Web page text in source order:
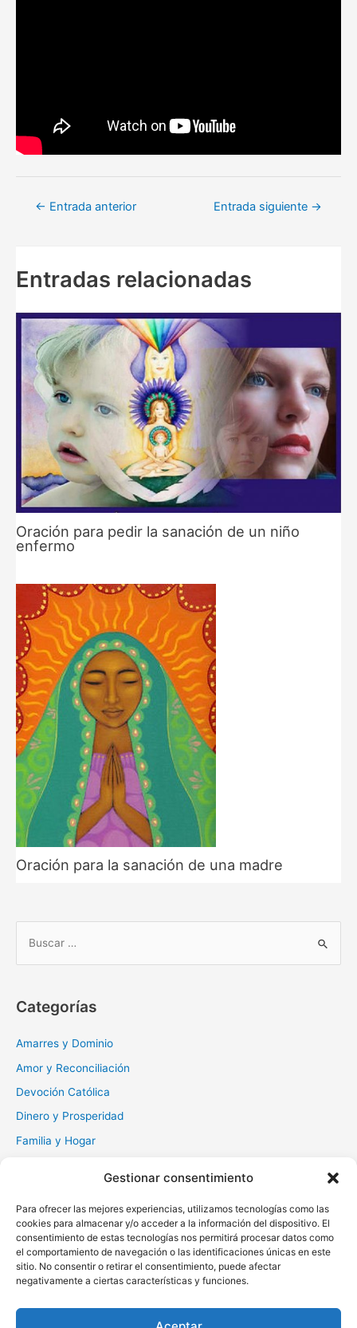
Gestionar consentimiento
Para ofrecer las mejores experiencias, utilizamos tecnologías como las
cookies para almacenar y/o acceder a la información del dispositivo. El
consentimiento de estas tecnologías nos permitirá procesar datos como
el comportamiento de navegación o las identificaciones únicas en este
sitio. No consentir o retirar el consentimiento, puede afectar
negativamente a ciertas características y funciones.
Navegación
← Entrada anterior Entrada siguiente →
Entradas relacionadas
Oración para pedir la sanación de un niño
enfermo
Oración para la sanación de una madre
r
Categorías
Amarres y Dominio
Amor y Reconciliación
Devoción Católica
Dinero y Prosperidad
Familia y Hogar
Muerte y Difuntos
Oraciones Diarias
Otras
Protección y Liberación
Salud y Sanación